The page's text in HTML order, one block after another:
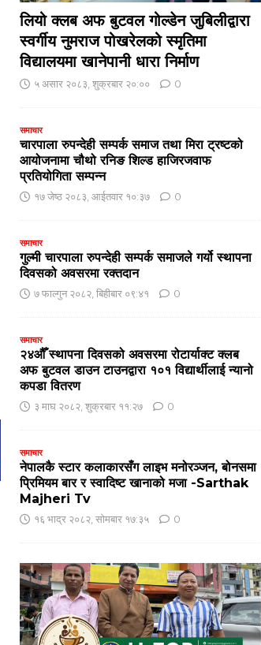
लियो क्लब अफ बुटवल गोल्डेन जुबिलीद्वारा
स्वर्गीय नुमराज पोखरेलको स्मृतिमा
विद्यालयमा खानेपानी धारा निर्माण
५ असार २०८३, शुक्रबार २०:०० 0
समाचार
चारपाला रुपन्देही सम्पर्क समाज तथा मिरा ट्रष्टको
आयोजनामा चौथो रनिङ शिल्ड हाजिरजवाफ
प्रतियोगिता सम्पन्न
१७ जेष्ठ २०८३, आईतवार १०:३७ 0
समाचार
गुल्मी चारपाला रुपन्देही सम्पर्क समाजले गर्यो स्थापना
दिवसको अवसरमा रक्तदान
७ फाल्गुन २०८२, बिहीबार ०९:४१ 0
समाचार
२४औँ स्थापना दिवसको अवसरमा रोटार्याक्ट क्लब
अफ बुटवल डाउन टाउनद्वारा १०१ विद्यार्थीलाई न्यानो
कपडा वितरण
३ माघ २०८२, शुक्रबार ११:२७ 0
समाचार
नेपालकै स्टार कलाकारसँग लाइभ मनोरञ्जन, बोनसमा
प्रिमियम बार र स्वादिष्ट खानाको मजा -Sarthak
Majheri Tv
१६ भाद्र २०८२, सोमबार १७:३५ 0